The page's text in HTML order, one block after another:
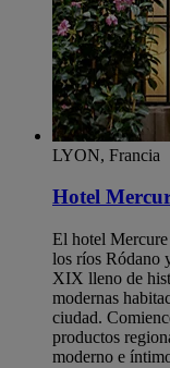
LYON, Francia
Hotel
El hotel
los ríos Ródano
XIX lleno de
modernas
ciudad.
productos
moderno e